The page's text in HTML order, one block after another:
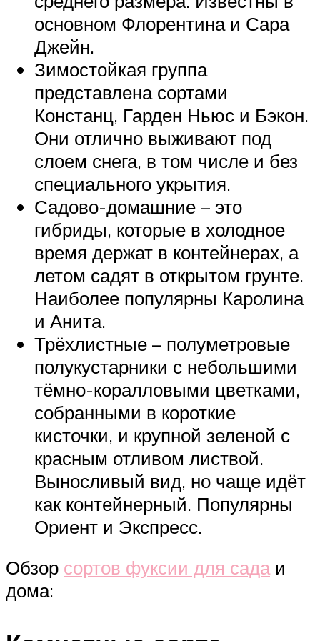
основном Флорентина и Сара
Джейн.
Зимостойкая группа
представлена сортами
Констанц, Гарден Ньюс и Бэкон.
Они отлично выживают под
слоем снега, в том числе и без
специального укрытия.
Садово-домашние – это
гибриды, которые в холодное
время держат в контейнерах, а
летом садят в открытом грунте.
Наиболее популярны Каролина
и Анита.
Трёхлистные – полуметровые
полукустарники с небольшими
тёмно-коралловыми цветками,
собранными в короткие
кисточки, и крупной зеленой с
красным отливом листвой.
Выносливый вид, но чаще идёт
как контейнерный. Популярны
Ориент и Экспресс.
Обзор сортов фуксии для садаи
дома: